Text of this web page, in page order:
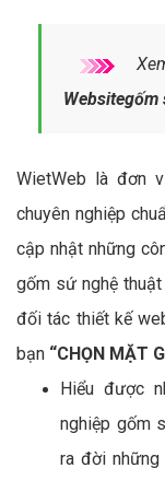
Websitegốm
WietWeb là đơn
chuyên nghiệp
cập nhật những
gốm sứ nghệ
đối tác thiết kế
bạn “CHỌN MẶT
Hiểu được
nghiệp gốm
ra đời những